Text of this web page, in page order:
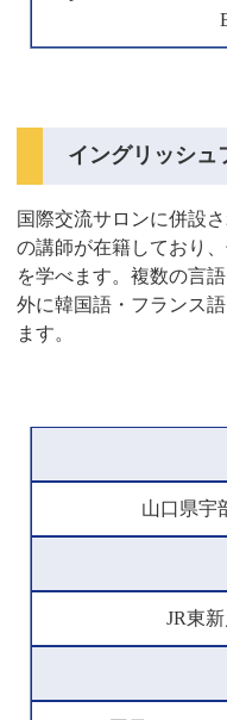
イングリッシ
国際交流サロンに併設
の講師が在籍しており
を学べます。複数の言
外に韓国語・フランス
ます。
山口県宇
JR東